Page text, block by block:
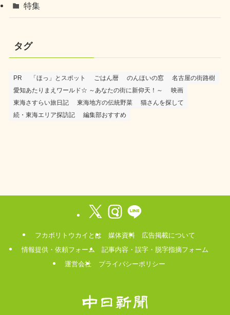
特集
タグ
PR 「ほっ」とスポット ごはん暦 のんほいの窓
名古屋の街路樹
愛知あたりまえワールド☆ ～あなたの街に新仰天！～
映画
東海さすらい旅日記
東海地方の伝統野菜
猫さんを探して
続・東海エリア探訪記
編集部おすすめ
フカボリトウカイとは 媒体資料
広告掲載について
情報提供・依頼フォーム
記事内容・誤字・脱字指摘フォーム
運営会社
プライバシーポリシー